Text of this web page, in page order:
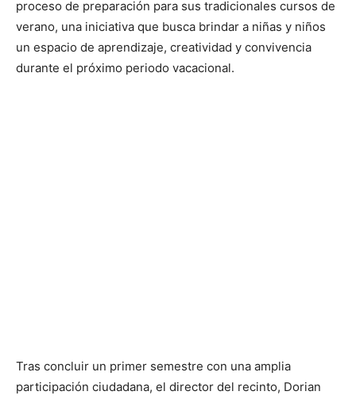
proceso de preparación para sus tradicionales cursos de
verano, una iniciativa que busca brindar a niñas y niños
un espacio de aprendizaje, creatividad y convivencia
durante el próximo periodo vacacional.
Tras concluir un primer semestre con una amplia
participación ciudadana, el director del recinto, Dorian